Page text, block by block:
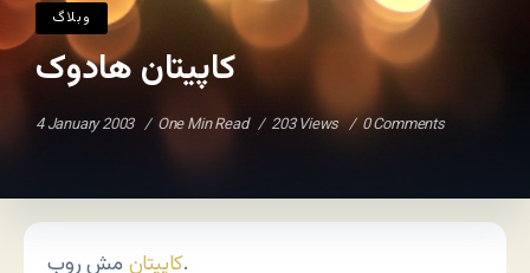
وبلاگ
کاپیتان هادوک
4 January 2003 One Min Read 203 Views 0 Comments
کاپیتانمش روب.